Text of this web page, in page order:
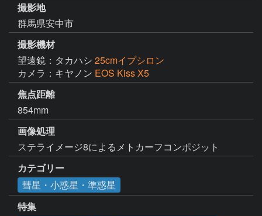
撮影地
群馬県安中市
撮影機材
望遠鏡：タカハシ 25cmイプシロン
カメラ：キヤノン EOS Kiss X5
焦点距離
854mm
画像処理
ステライメージ8によるメトカーフコンポジット
カテゴリー
彗星・小惑星・準惑星
特集